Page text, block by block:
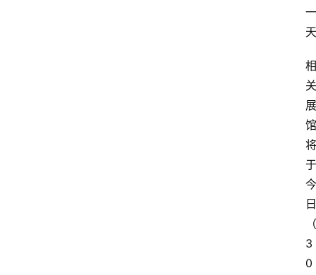
一
天
相
关
展
馆
将
于
今
日
（
3
0